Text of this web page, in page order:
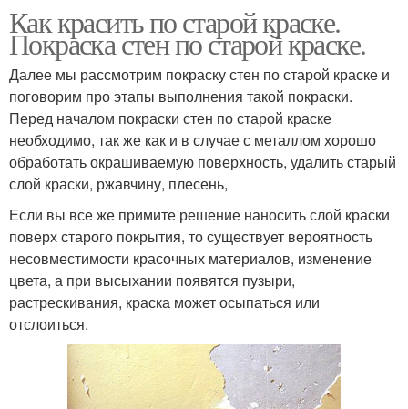
Как красить по старой краске.
Покраска стен по старой краске.
Далее мы рассмотрим покраску стен по старой краске и
поговорим про этапы выполнения такой покраски.
Перед началом покраски стен по старой краске
необходимо, так же как и в случае с металлом хорошо
обработать окрашиваемую поверхность, удалить старый
слой краски, ржавчину, плесень,
Если вы все же примите решение наносить слой краски
поверх старого покрытия, то существует вероятность
несовместимости красочных материалов, изменение
цвета, а при высыхании появятся пузыри,
растрескивания, краска может осыпаться или
отслоиться.